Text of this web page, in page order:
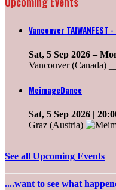
Vancouver
Sat, 5 Sep 2026–
Vancouver (Canada)
MeimageDance
Sat, 5 Sep 2026
|
Graz (Austria)
See all Upcoming Events
....want to see what